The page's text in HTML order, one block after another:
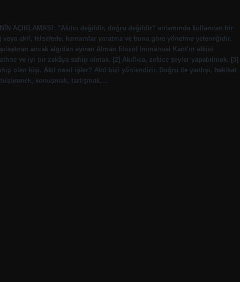
AÇIKLAMASI: “Akılcı değildir, doğru değildir” anlamında kullanılan bir
ancak algıdan ayıran Alman filozof Immanuel Kant’ın etkisi
ve iyi bir zekâya sahip olmak. [2] Akıllıca, zekice şeyler yapabilmek. [3]
olan kişi. Akıl nasıl işler? Akıl bizi yönlendirir. Doğru ile yanlışı, hakikat
konuşmak, tartışmak,…